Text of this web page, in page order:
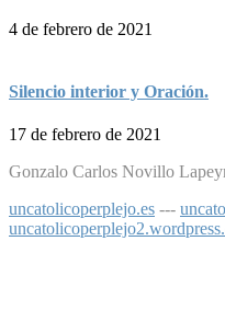
4 de febrero de 2021
Silencio interior y Oración.
17 de febrero de 2021
Gonzalo Carlos Novillo
uncatolicoperplejo.es ---